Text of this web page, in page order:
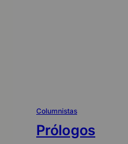
Columnistas
Prólogos